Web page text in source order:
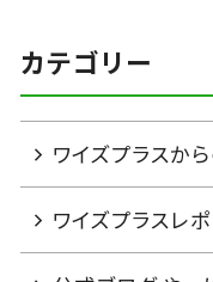
カテゴリー
ワイズプラスか
ワイズプラスレポ